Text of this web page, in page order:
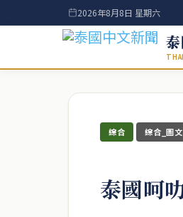
2026年8月8日 星期六
綜合 綜合_圖
泰國呵